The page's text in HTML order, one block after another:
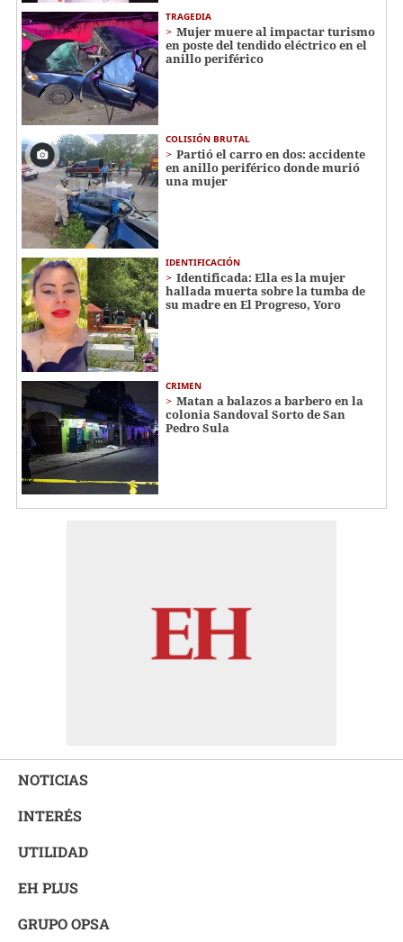
TRAGEDIA
Mujer muere al impactar turismo
en poste del tendido eléctrico en el
anillo periférico
COLISIÓN BRUTAL
Partió el carro en dos: accidente
en anillo periférico donde murió
una mujer
IDENTIFICACIÓN
Identificada: Ella es la mujer
hallada muerta sobre la tumba de
su madre en El Progreso, Yoro
CRIMEN
Matan a balazos a barbero en la
colonia Sandoval Sorto de San
Pedro Sula
NOTICIAS
INTERÉS
UTILIDAD
EH PLUS
GRUPO OPSA